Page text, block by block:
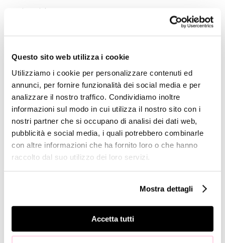
Questo sito web utilizza i cookie
Utilizziamo i cookie per personalizzare contenuti ed
annunci, per fornire funzionalità dei social media e per
analizzare il nostro traffico. Condividiamo inoltre
informazioni sul modo in cui utilizza il nostro sito con i
nostri partner che si occupano di analisi dei dati web,
pubblicità e social media, i quali potrebbero combinarle
con altre informazioni che ha fornito loro o che hanno
raccolto dal suo utilizzo dei loro servizi.
Mostra dettagli
Accetta tutti
Financial
Management
Analisti
Company
GOVERNANCE
Consiglio di
Amministrazione
Collegio